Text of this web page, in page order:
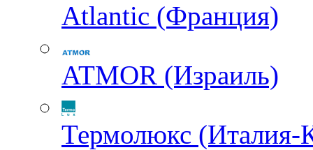
Atlantic (Франция)
ATMOR (Израиль)
Термолюкс (Италия-